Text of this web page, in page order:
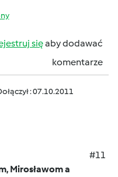
sięaby dodawać
komentarze
: 07.10.2011
#11
Mirosławom a